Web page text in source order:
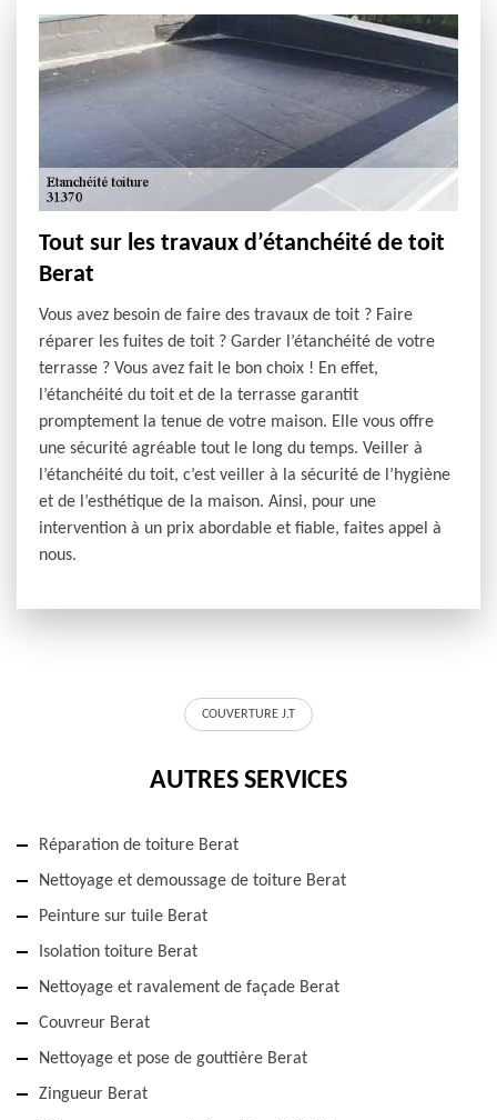
Tout sur les travaux d’étanchéité de toit
Berat
Vous avez besoin de faire des travaux de toit ? Faire
réparer les fuites de toit ? Garder l’étanchéité de votre
terrasse ? Vous avez fait le bon choix ! En effet,
l’étanchéité du toit et de la terrasse garantit
promptement la tenue de votre maison. Elle vous offre
une sécurité agréable tout le long du temps. Veiller à
l’étanchéité du toit, c’est veiller à la sécurité de l’hygiène
et de l’esthétique de la maison. Ainsi, pour une
intervention à un prix abordable et fiable, faites appel à
nous.
COUVERTURE J.T
AUTRES SERVICES
Réparation de toiture Berat
Nettoyage et demoussage de toiture Berat
Peinture sur tuile Berat
Isolation toiture Berat
Nettoyage et ravalement de façade Berat
Couvreur Berat
Nettoyage et pose de gouttière Berat
Zingueur Berat